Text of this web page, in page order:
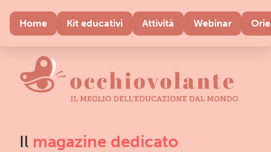
Home Kit educativi Attività Webinar
Il magazine dedicato